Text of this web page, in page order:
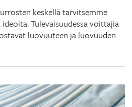
keskellä tarvitsemme
Tulevaisuudessa voittajia
luovuuteen ja luovuuden